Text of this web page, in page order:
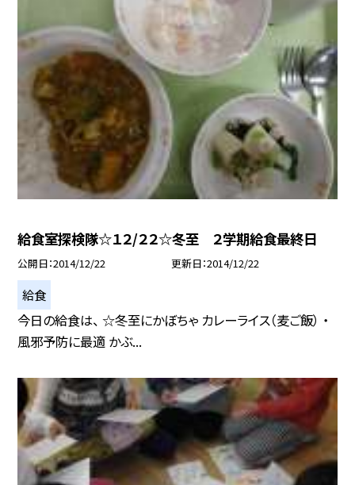
給食室探検隊☆１２/２２☆冬至 ２学期給食最終日
公開日 2014/12/22 更新日 2014/12/22
給食
今日の給食は、 ☆冬至にかぼちゃ カレーライス（麦ご飯） ・
風邪予防に最適 かぶ...